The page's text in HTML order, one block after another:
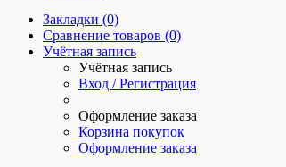
Закладки (0)
Сравнение товаров (0)
Учётная запись
Учётная запись
Вход / Регистрация
Оформление заказа
Корзина покупок
Оформление заказа